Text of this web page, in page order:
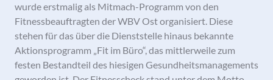
wurde erstmalig als Mitmach-Programm von den
Fitnessbeauftragten der WBV Ost organisiert. Diese
stehen für das über die Dienststelle hinaus bekannte
Aktionsprogramm „Fit im Büro“, das mittlerweile zum
festen Bestandteil des hiesigen Gesundheitsmanagements